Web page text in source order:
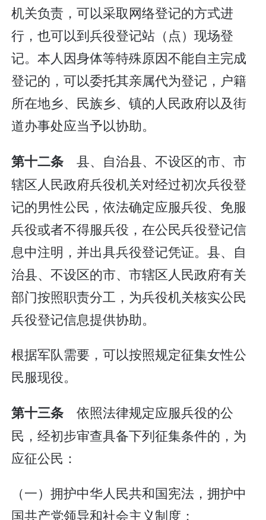
机关负责，可以采取网络登记的方式进
行，也可以到兵役登记站（点）现场登
记。本人因身体等特殊原因不能自主完成
登记的，可以委托其亲属代为登记，户籍
所在地乡、民族乡、镇的人民政府以及街
道办事处应当予以协助。
第十二条 县、自治县、不设区的市、市
辖区人民政府兵役机关对经过初次兵役登
记的男性公民，依法确定应服兵役、免服
兵役或者不得服兵役，在公民兵役登记信
息中注明，并出具兵役登记凭证。县、自
治县、不设区的市、市辖区人民政府有关
部门按照职责分工，为兵役机关核实公民
兵役登记信息提供协助。
根据军队需要，可以按照规定征集女性公
民服现役。
第十三条 依照法律规定应服兵役的公
民，经初步审查具备下列征集条件的，为
应征公民：
（一）拥护中华人民共和国宪法，拥护中
国共产党领导和社会主义制度；